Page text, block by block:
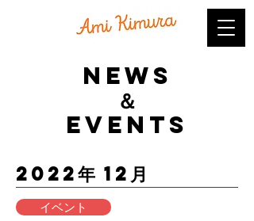
NEWS
＆
EVENTS
​2022年 12月
イベント